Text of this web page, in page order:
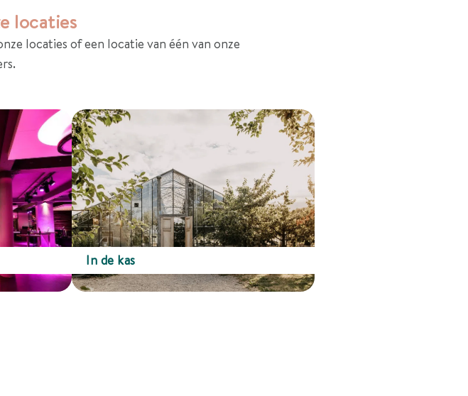
locaties
locaties of een locatie van één van onze
In de kas